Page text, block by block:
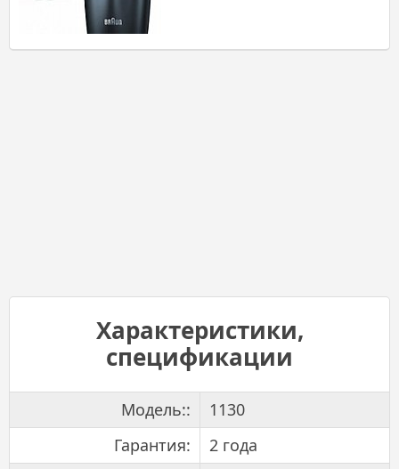
Характеристики,
спецификации
Модель::
1130
Гарантия:
2 года